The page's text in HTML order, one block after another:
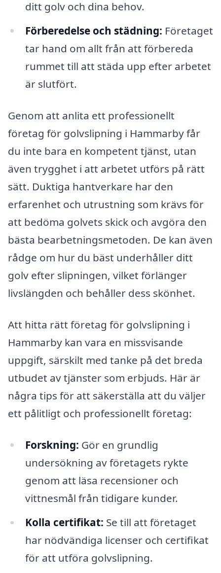
ditt golv och dina behov.
Förberedelse och städning: Företaget
tar hand om allt från att förbereda
rummet till att städa upp efter arbetet
är slutfört.
Genom att anlita ett professionellt
företag för golvslipning i Hammarby får
du inte bara en kompetent tjänst, utan
även trygghet i att arbetet utförs på rätt
sätt. Duktiga hantverkare har den
erfarenhet och utrustning som krävs för
att bedöma golvets skick och avgöra den
bästa bearbetningsmetoden. De kan även
rådge om hur du bäst underhåller ditt
golv efter slipningen, vilket förlänger
livslängden och behåller dess skönhet.
Att hitta rätt företag för golvslipning i
Hammarby kan vara en missvisande
uppgift, särskilt med tanke på det breda
utbudet av tjänster som erbjuds. Här är
några tips för att säkerställa att du väljer
ett pålitligt och professionellt företag:
Forskning: Gör en grundlig
undersökning av företagets rykte
genom att läsa recensioner och
vittnesmål från tidigare kunder.
Kolla certifikat: Se till att företaget
har nödvändiga licenser och certifikat
för att utföra golvslipning.